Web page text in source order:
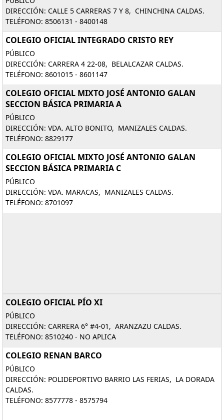
DIRECCIÓN: CALLE 5 CARRERAS 7 Y 8, CHINCHINA CALDAS.
TELÉFONO: 8506131 - 8400148
COLEGIO OFICIAL INTEGRADO CRISTO REY
PÚBLICO
DIRECCIÓN: CARRERA 4 22-08, BELALCAZAR CALDAS.
TELÉFONO: 8601015 - 8601147
COLEGIO OFICIAL MIXTO JOSÉ ANTONIO GALAN
SECCION BÁSICA PRIMARIA A
PÚBLICO
DIRECCIÓN: VDA. ALTO BONITO, MANIZALES CALDAS.
TELÉFONO: 8829177
COLEGIO OFICIAL MIXTO JOSÉ ANTONIO GALAN
SECCION BÁSICA PRIMARIA C
PÚBLICO
DIRECCIÓN: VDA. MARACAS, MANIZALES CALDAS.
TELÉFONO: 8701097
COLEGIO OFICIAL PÍO XI
PÚBLICO
DIRECCIÓN: CARRERA 6° #4-01, ARANZAZU CALDAS.
TELÉFONO: 8510240 - NO APLICA
COLEGIO RENAN BARCO
PÚBLICO
DIRECCIÓN: POLIDEPORTIVO BARRIO LAS FERIAS, LA DORADA
CALDAS.
TELÉFONO: 8577778 - 8575794